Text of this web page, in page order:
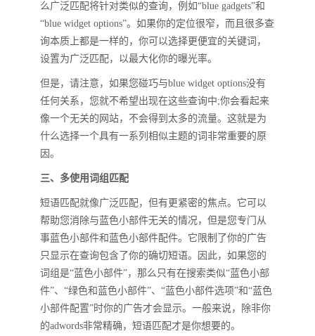
么广泛匹配将针对类似的查询，例如“blue gadgets”和
“blue widget options”。如果你的定位很窄，而且很多查
询本质上都是一样的，你可以选择更便宜的关键词，
设置为广泛匹配，以最大化你的曝光率。
但是，请注意，如果您碰巧与blue widget options没有
任何关系，您就不希望出现在这些查询中;你会看起来
像一个无关的网站，不会得到太多的流量。这就是为
什么选择一个具有一系列相似主题的词非常重要的原
因。
三、多使用词组匹配
短语匹配就像广泛匹配，但有更紧密的焦点。它可以
帮助您消除与蓝色小部件无关的情况，但是您专门从
事蓝色小部件和蓝色小部件配件。它限制了你的广告
只显示在查询包含了你的确切短语。因此，如果您的
词组是“蓝色小部件”，那么只有在搜索类似“蓝色小部
件”、“绿色和蓝色小部件”、“蓝色小部件选项”和“蓝色
小部件配置”时你的广告才会显示。一般来说，除非你
的adwords非常精确，短语匹配才是你想要的。